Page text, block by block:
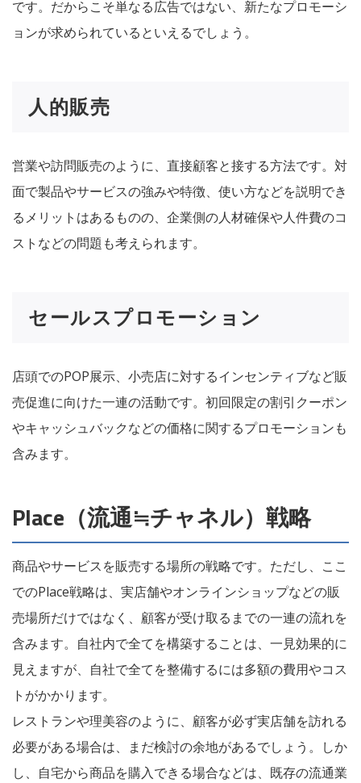
です。だからこそ単なる広告ではない、新たなプロモーシ
ョンが求められているといえるでしょう。
人的販売
営業や訪問販売のように、直接顧客と接する方法です。対
面で製品やサービスの強みや特徴、使い方などを説明でき
るメリットはあるものの、企業側の人材確保や人件費のコ
ストなどの問題も考えられます。
セールスプロモーション
店頭でのPOP展示、小売店に対するインセンティブなど販
売促進に向けた一連の活動です。初回限定の割引クーポン
やキャッシュバックなどの価格に関するプロモーションも
含みます。
Place（流通≒チャネル）戦略
商品やサービスを販売する場所の戦略です。ただし、ここ
でのPlace戦略は、実店舗やオンラインショップなどの販
売場所だけではなく、顧客が受け取るまでの一連の流れを
含みます。自社内で全てを構築することは、一見効果的に
見えますが、自社で全てを整備するには多額の費用やコス
トがかかります。
レストランや理美容のように、顧客が必ず実店舗を訪れる
必要がある場合は、まだ検討の余地があるでしょう。しか
し、自宅から商品を購入できる場合などは、既存の流通業